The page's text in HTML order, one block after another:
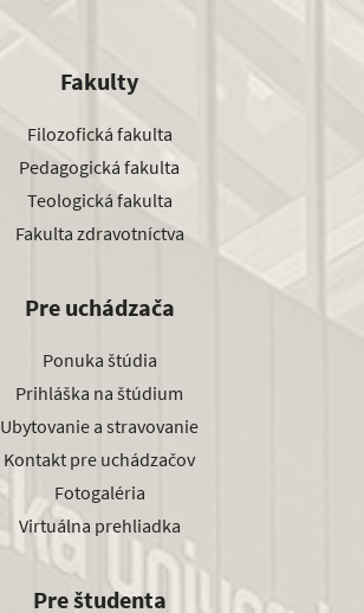
Fakulty
Filozofická fakulta
Pedagogická fakulta
Teologická fakulta
Fakulta zdravotníctva
Pre uchádzača
Ponuka štúdia
Prihláška na štúdium
Ubytovanie a stravovanie
Kontakt pre uchádzačov
Fotogaléria
Virtuálna prehliadka
Pre študenta